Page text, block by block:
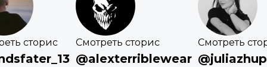
сторис Смотреть сторис
@alexterriblewear
Смотреть